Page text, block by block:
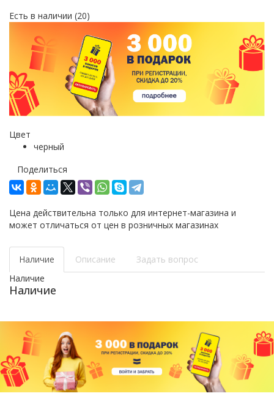
Есть в наличии (20)
Цвет
черный
Поделиться
Цена действительна только для интернет-магазина и
может отличаться от цен в розничных магазинах
Наличие Описание
Задать вопрос
Наличие
Наличие